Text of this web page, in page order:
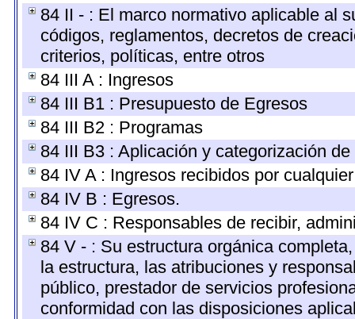
84 II - : El marco normativo aplicable al
códigos, reglamentos, decretos de
criterios, políticas, entre otros
84 III A : Ingresos
84 III B1 : Presupuesto de Egresos
84 III B2 : Programas
84 III B3 : Aplicación y categorización
84 IV A : Ingresos recibidos por
84 IV B : Egresos.
84 IV C : Responsables de recibir,
84 V - : Su estructura orgánica
la estructura, las atribuciones y
público, prestador de servicios
conformidad con las disposiciones